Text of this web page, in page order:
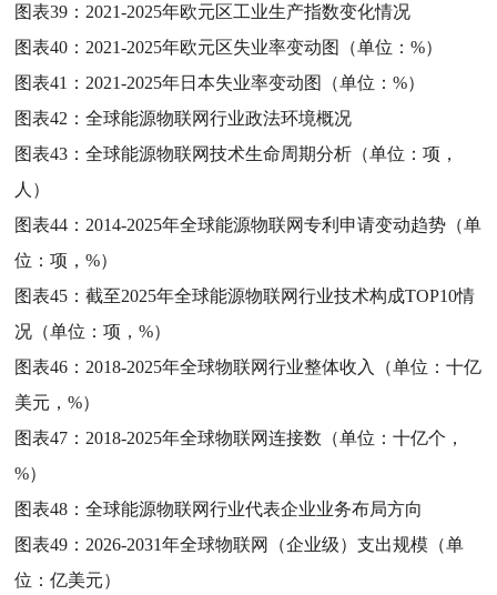
图表39： 2021-2025年欧元区工业生产指数变化情况
图表40： 2021-2025年欧元区失业率变动图（单位：%）
图表41： 2021-2025年日本失业率变动图（单位：%）
图表42：全球能源物联网行业政法环境概况
图表43：全球能源物联网技术生命周期分析（单位：项，
人）
图表44： 2014-2025年全球能源物联网专利申请变动趋势（单
位：项，%）
图表45：截至2025年全球能源物联网行业技术构成TOP10情
况（单位：项，%）
图表46： 2018-2025年全球物联网行业整体收入（单位：十亿
美元，%）
图表47： 2018-2025年全球物联网连接数（单位：十亿个，
%）
图表48：全球能源物联网行业代表企业业务布局方向
图表49： 2026-2031年全球物联网（企业级）支出规模（单
位：亿美元）